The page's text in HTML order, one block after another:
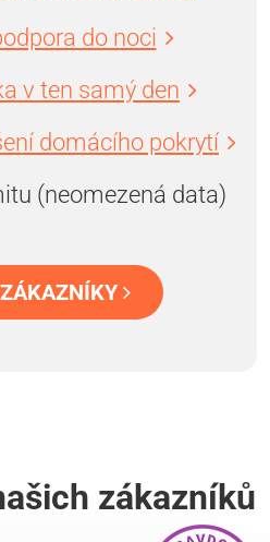
do noci
v ten samý den
domácího pokrytí
(neomezená data)
zákazníků